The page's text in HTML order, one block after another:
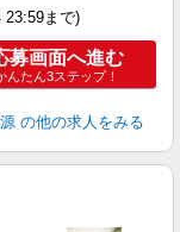
23:59まで)
募画面へ進む
んたん3ステップ！
の他の求人をみる